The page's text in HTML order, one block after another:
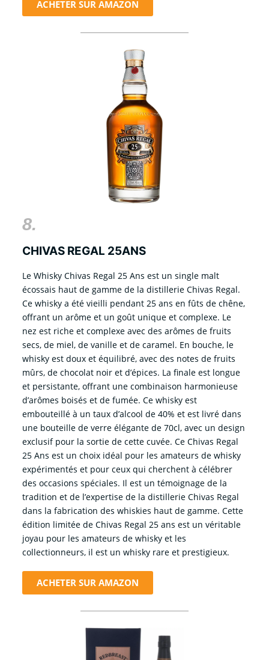
ACHETER SUR AMAZON
8.
CHIVAS REGAL 25ANS
Le Whisky Chivas Regal 25 Ans est un single malt
écossais haut de gamme de la distillerie Chivas Regal.
Ce whisky a été vieilli pendant 25 ans en fûts de chêne,
offrant un arôme et un goût unique et complexe. Le
nez est riche et complexe avec des arômes de fruits
secs, de miel, de vanille et de caramel. En bouche, le
whisky est doux et équilibré, avec des notes de fruits
mûrs, de chocolat noir et d’épices. La finale est longue
et persistante, offrant une combinaison harmonieuse
d’arômes boisés et de fumée. Ce whisky est
embouteillé à un taux d’alcool de 40% et est livré dans
une bouteille de verre élégante de 70cl, avec un design
exclusif pour la sortie de cette cuvée. Ce Chivas Regal
25 Ans est un choix idéal pour les amateurs de whisky
expérimentés et pour ceux qui cherchent à célébrer
des occasions spéciales. Il est un témoignage de la
tradition et de l’expertise de la distillerie Chivas Regal
dans la fabrication des whiskies haut de gamme. Cette
édition limitée de Chivas Regal 25 ans est un véritable
joyau pour les amateurs de whisky et les
collectionneurs, il est un whisky rare et prestigieux.
ACHETER SUR AMAZON